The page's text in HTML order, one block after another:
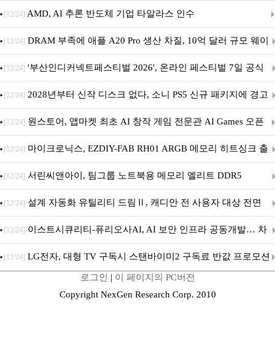
[12/24] AMD, AI 추론 반도체 기업 타알라스 인수
[12/24] DRAM 부족에 애플 A20 Pro 생산 차질, 10억 달러 규모 웨이
퍼 대기
[12/24] '부산인디커넥트페스티벌 2026', 온라인 페스티벌 7일 공식
개막... 22일간 진행
[12/24] 2028년부터 신작 디스크 없다, 소니 PS5 신규 패키지에 경고
문 추가
[12/24] 원스토어, 앱마켓 최초 AI 창작 게임 전문관 AI Games 오픈
[12/24] 마이크로닉스, EZDIY-FAB RH01 ARGB 메모리 히트싱크 출
시
[12/24] 서린씨앤아이, 팀그룹 노트북용 메모리 엘리트 DDR5
5600MHz 16GB 출시
[12/24] 설계 자동화 유틸리티 드림Ⅱ, 캐디안 전 사용자 대상 전면
무상 배포
[12/24] 이스트시큐리티-퓨리오사AI, AI 보안 인프라 공동개발… 차
세대 AI 보안 플랫폼 구축
[12/24] LG전자, 대형 TV 구독시 스탠바이미2 구독료 반값 프로모션
로그인 | 이 페이지의 PC버전
Copyright NexGen Research Corp. 2010